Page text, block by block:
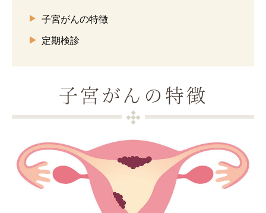
子宮がんの特徴
定期検診
子宮がんの特徴